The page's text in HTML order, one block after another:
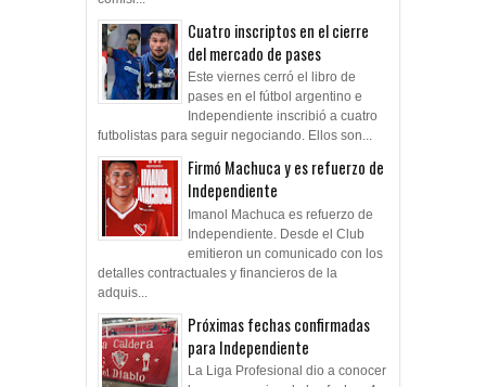
Cuatro inscriptos en el cierre
del mercado de pases
Este viernes cerró el libro de
pases en el fútbol argentino e
Independiente inscribió a cuatro
futbolistas para seguir negociando. Ellos son...
Firmó Machuca y es refuerzo de
Independiente
Imanol Machuca es refuerzo de
Independiente. Desde el Club
emitieron un comunicado con los
detalles contractuales y financieros de la
adquis...
Próximas fechas confirmadas
para Independiente
La Liga Profesional dio a conocer